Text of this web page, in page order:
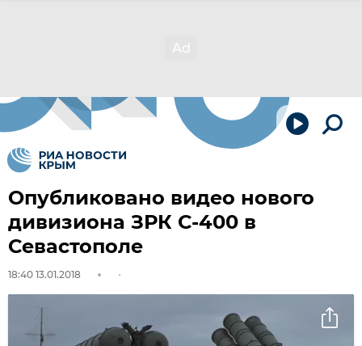
Опубликовано видео нового
дивизиона ЗРК С-400 в
Севастополе
18:40 13.01.2018